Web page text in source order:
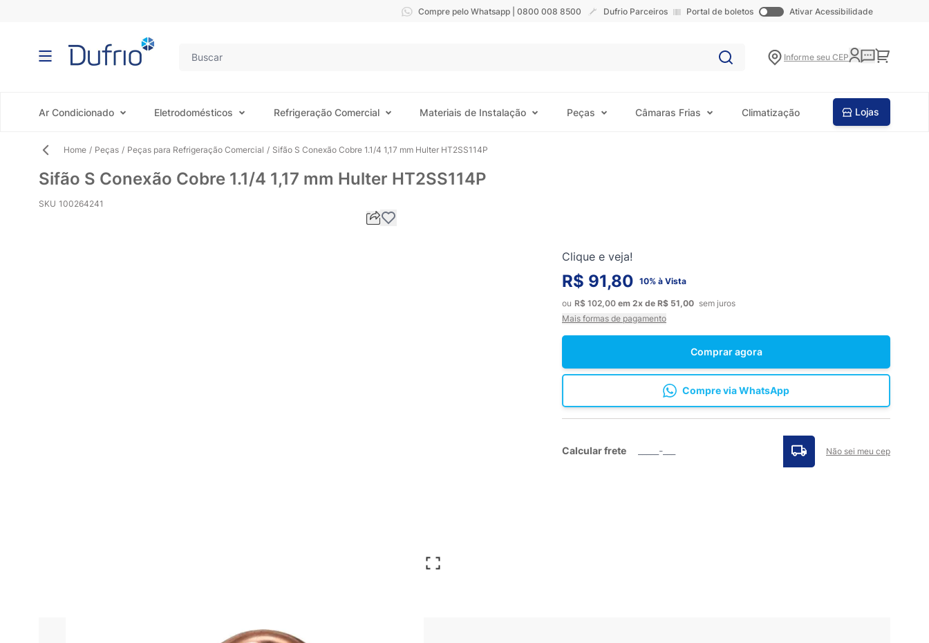
Compre pelo Whatsapp | 0800 008 8500 Dufrio Parceiros Portal de boletos Ativar Acessibilidade
Informe seu CEP Carrinho
Ar Condicionado Eletrodomésticos Refrigeração Comercial Materiais de Instalação Peças Câmaras Frias Climatização Lojas
Home / Peças / Peças para Refrigeração Comercial / Sifão S Conexão Cobre 1.1/4 1,17 mm Hulter HT2SS114P
Sifão S Conexão Cobre 1.1/4 1,17 mm Hulter HT2SS114P
SKU 100264241
Clique e veja!
Comprar agora
R$ 91,80 10% à Vista
ou R$ 102,00 em 2x de R$ 51,00 sem juros
Mais formas de pagamento
Compre via WhatsApp
Calcular frete Não sei meu cep